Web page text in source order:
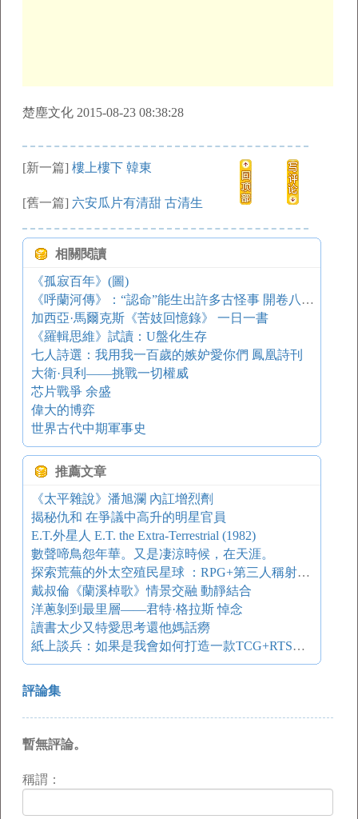
楚塵文化 2015-08-23 08:38:28
[新一篇] 樓上樓下 韓東
[舊一篇] 六安瓜片有清甜 古清生
相關閱讀
《孤寂百年》(圖)
《呼蘭河傳》：“認命”能生出許多古怪事 開卷八分鐘
加西亞·馬爾克斯《苦妓回憶錄》 一日一書
《羅輯思維》試讀：U盤化生存
七人詩選：我用我一百歲的嫉妒愛你們 鳳凰詩刊
大衛·貝利——挑戰一切權威
芯片戰爭 余盛
偉大的博弈
世界古代中期軍事史
推薦文章
《太平雜說》潘旭瀾 內訌增烈劑
揭秘仇和 在爭議中高升的明星官員
E.T.外星人 E.T. the Extra-Terrestrial (1982)
數聲啼鳥怨年華。又是凄涼時候，在天涯。
探索荒蕪的外太空殖民星球 ：RPG+第三人稱射擊手游《流亡》
戴叔倫《蘭溪棹歌》情景交融 動靜結合
洋蔥剝到最里層——君特·格拉斯 悼念
讀書太少又特愛思考還他媽話癆
紙上談兵：如果是我會如何打造一款TCG+RTS手游？
評論集
暫無評論。
稱謂：